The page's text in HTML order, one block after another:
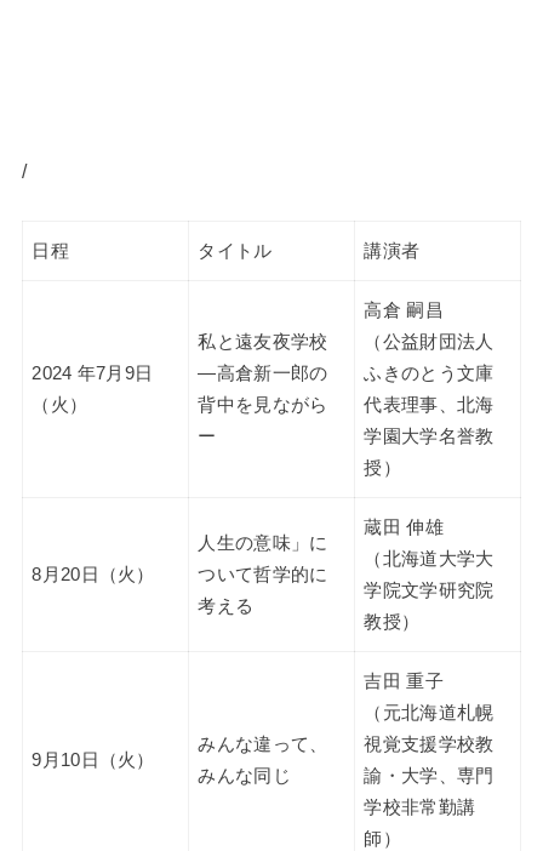
/
日程 タイトル 講演者
2024 年7月9日
（火）
私と遠友夜学校
―高倉新一郎の
背中を見ながら
ー
高倉 嗣昌
（公益財団法人
ふきのとう文庫
代表理事、北海
学園大学名誉教
授）
8月20日（火）
人生の意味」に
ついて哲学的に
考える
蔵田 伸雄
（北海道大学大
学院文学研究院
教授）
9月10日（火）
みんな違って、
みんな同じ
吉田 重子
（元北海道札幌
視覚支援学校教
諭・大学、専門
学校非常勤講
師）